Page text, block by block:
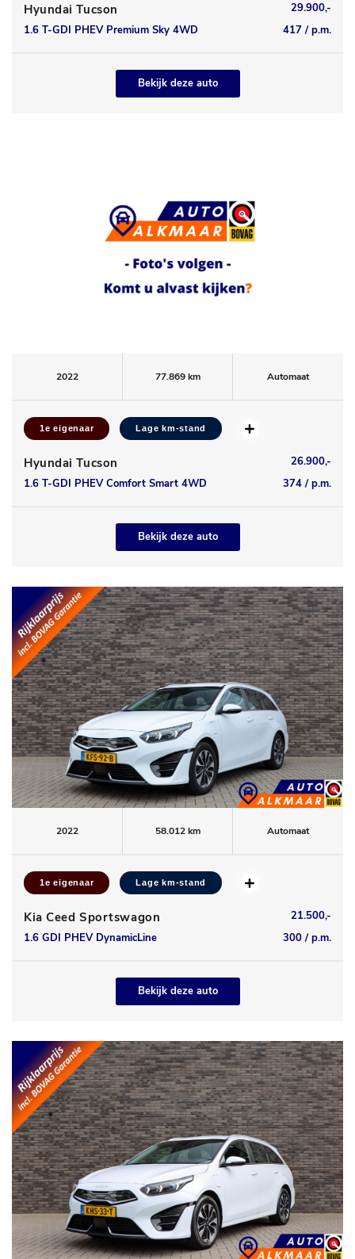
Hyundai Tucson
29.900,-
1.6 T-GDI PHEV Premium Sky 4WD
417 / p.m.
Bekijk deze auto
2022 77.869 km Automaat
1e eigenaar Lage km-stand
Hyundai Tucson
26.900,-
1.6 T-GDI PHEV Comfort Smart 4WD
374 / p.m.
Bekijk deze auto
2022 58.012 km Automaat
1e eigenaar Lage km-stand
Kia Ceed Sportswagon
21.500,-
1.6 GDI PHEV DynamicLine
300 / p.m.
Bekijk deze auto